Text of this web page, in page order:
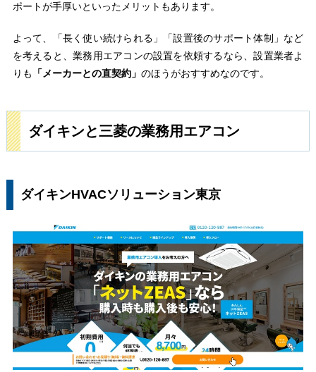
ポートが手厚いといったメリットもあります。
よって、「長く使い続けられる」「設置後のサポート体制」など
を考えると、業務用エアコンの設置を依頼するなら、設置業者よ
りも 「メーカーとの直契約」 のほうがおすすめなのです。
ダイキンと三菱の業務用エアコン
ダイキンHVACソリューション東京